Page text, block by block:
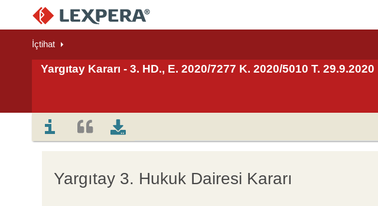
İçtihat
Yargıtay Kararı - 3. HD., E. 2020/7277 K. 2020/5010 T. 29.9.2020
Yargıtay 3. Hukuk Dairesi Kararı